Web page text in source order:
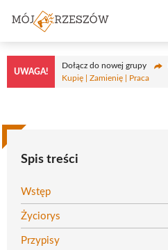
treści
UWAGA!
Dołącz do nowej grupy
Kupię | Zamienię | Praca
Spis treści
Wstęp
Życiorys
Przypisy